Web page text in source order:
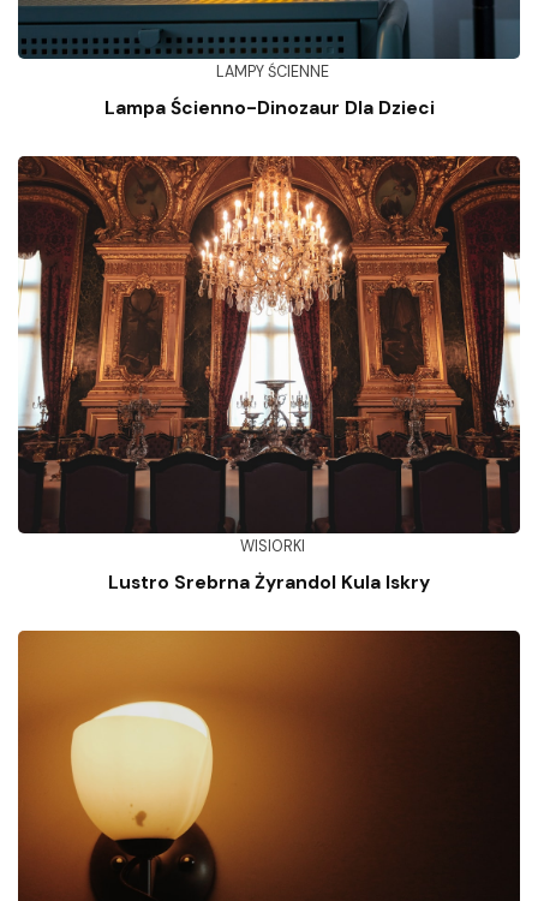
LAMPY ŚCIENNE
Lampa Ścienno-Dinozaur Dla Dzieci
WISIORKI
Lustro Srebrna Żyrandol Kula Iskry